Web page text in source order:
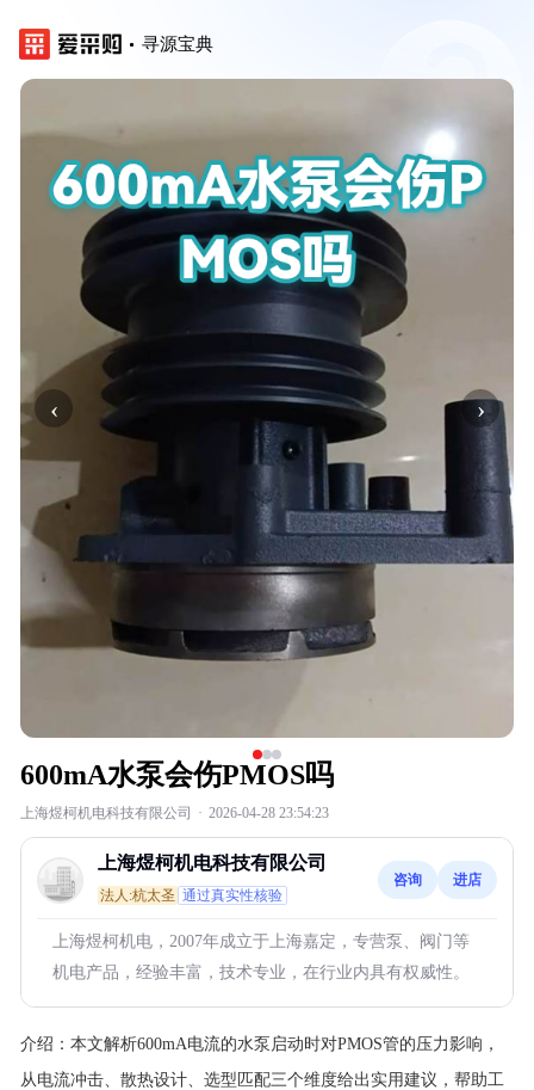
寻源宝典
‹ ›
600mA水泵会伤PMOS吗
上海煜柯机电科技有限公司 · 2026-04-28 23:54:23
上海煜柯机电科技有限公司
法人:杭太圣 通过真实性核验
咨询 进店
上海煜柯机电，2007年成立于上海嘉定，专营泵、阀门等
机电产品，经验丰富，技术专业，在行业内具有权威性。
介绍： 本文解析600mA电流的水泵启动时对PMOS管的压力影响，
从电流冲击、散热设计、选型匹配三个维度给出实用建议，帮助工